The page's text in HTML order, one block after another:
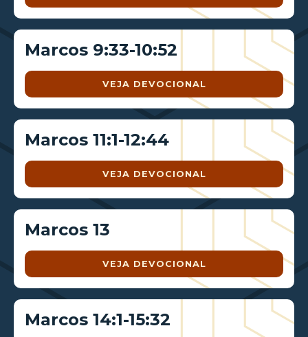
Marcos 9:33-10:52
VEJA DEVOCIONAL
Marcos 11:1-12:44
VEJA DEVOCIONAL
Marcos 13
VEJA DEVOCIONAL
Marcos 14:1-15:32